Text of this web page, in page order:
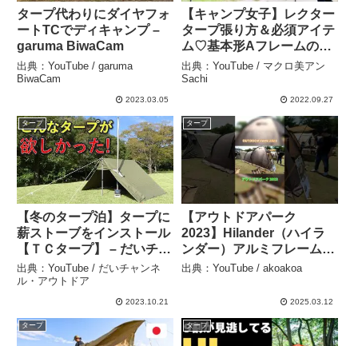
タープ代わりにダイヤフォ
ートTCでディキャンプ –
garuma BiwaCam
出典：YouTube / garuma
BiwaCam
2023.03.05
【キャンプ女子】レクター
タープ張り方＆必須アイテ
ム♡基本形Aフレームのタ
ープを初めて張ってみた
468 – マクロ美アン Sachi
出典：YouTube / マクロ美アン
Sachi
2022.09.27
タープ
【冬のタープ泊】タープに
薪ストーブをインストール
【ＴＣタープ】 – だいチャ
ンネル・アウトドア
出典：YouTube / だいチャンネ
ル・アウトドア
2023.10.21
タープ
【アウトドアパーク
2023】Hilander（ハイラ
ンダー）アルミフレーム２
ルームテント スタートパ
Frame TwoRoom Tent）
出典：YouTube / akoakoa
2025.03.12
タープ タープ